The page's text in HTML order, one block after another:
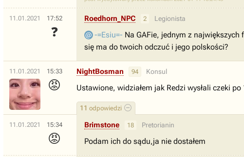
11.01.2021 17:52
❓
Roedhorn_NPC 2 Legionista
-=Esiu=- Na GAFie, jednym z
się ma do twoich odczuć i jego polskości?
11.01.2021 15:33
😡
11 odpowiedzi
NightBosman 94 Konsul
Ustawione, widziałem jak Redzi wysłali czeki
11.01.2021 15:34
😡
Brimstone 18 Pretorianin
Podam ich do sądu,ja nie dostałem